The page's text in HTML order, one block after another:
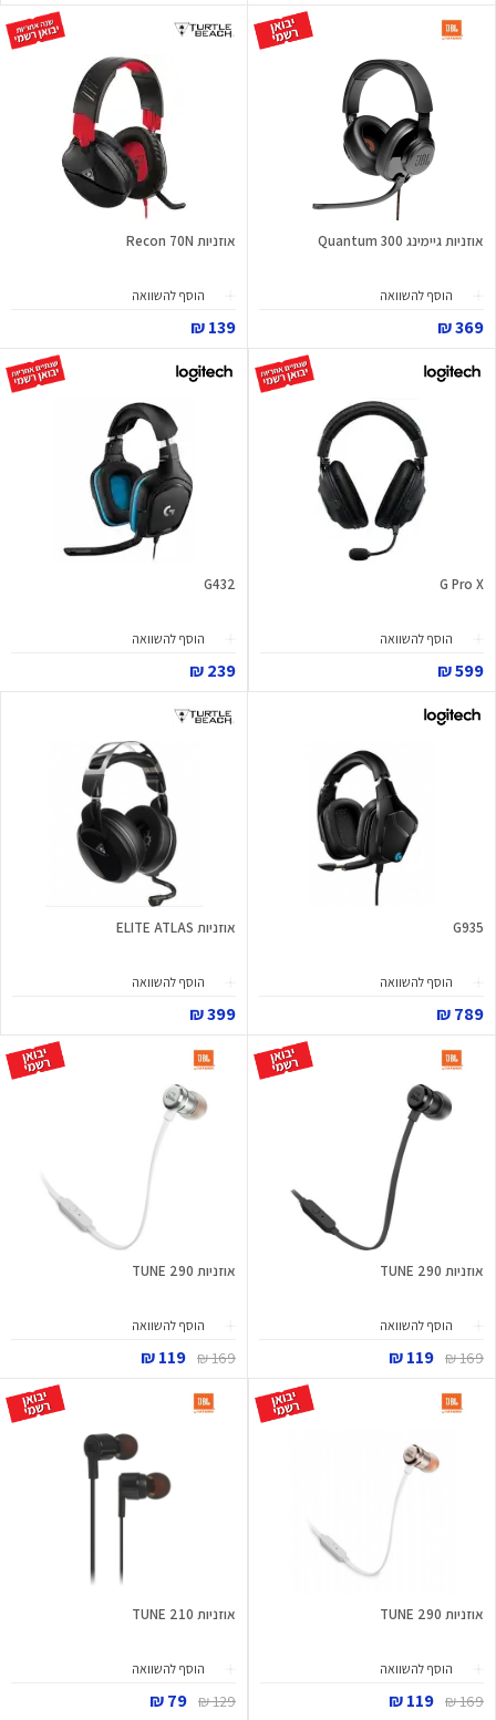
אוזניות גיימינג Quantum 300
הוסף להשוואה
369 ₪
אוזניות Recon 70N
הוסף להשוואה
139 ₪
G Pro X
הוסף להשוואה
599 ₪
G432
הוסף להשוואה
239 ₪
G935
הוסף להשוואה
789 ₪
אוזניות ELITE ATLAS
הוסף להשוואה
399 ₪
אוזניות TUNE 290
הוסף להשוואה
169 ₪
119 ₪
אוזניות TUNE 290
הוסף להשוואה
169 ₪
119 ₪
אוזניות TUNE 290
הוסף להשוואה
169 ₪
119 ₪
אוזניות TUNE 210
הוסף להשוואה
129 ₪
79 ₪